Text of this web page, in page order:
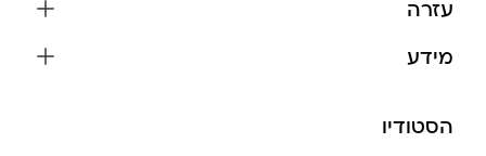
צמידים
בגדים
עזרה
מידע
שמירה על התכשיטים
הסטודיו